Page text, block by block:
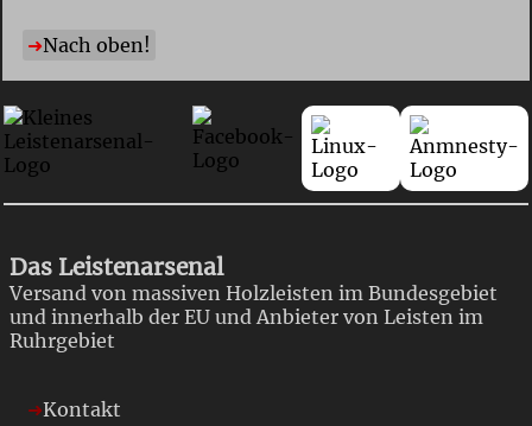
Nach oben!
Das Leistenarsenal
Versand von massiven Holzleisten im Bundesgebiet
und innerhalb der EU und Anbieter von Leisten im
Ruhrgebiet
Kontakt